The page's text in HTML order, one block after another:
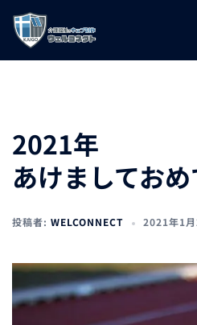
テ
プ
2021年
あけましてお
投稿者: WELCONNECT 2021年1